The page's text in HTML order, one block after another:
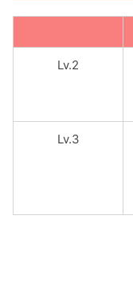
Lv.2
Lv.3